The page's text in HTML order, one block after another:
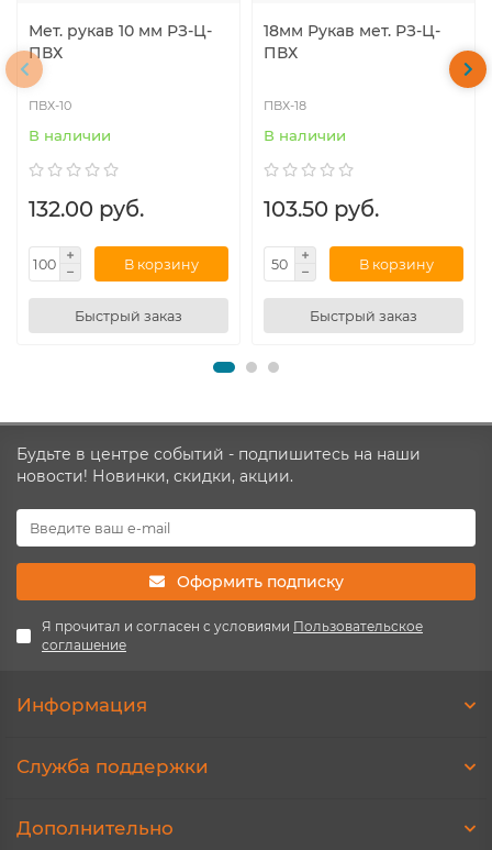
Мет. рукав 10 мм РЗ-Ц-
ПВХ
ПВХ-10
В наличии
132.00 руб.
В корзину
Быстрый заказ
18мм Рукав мет. РЗ-Ц-
ПВХ
ПВХ-18
В наличии
103.50 руб.
В корзину
Быстрый заказ
Будьте в центре событий - подпишитесь на наши
новости! Новинки, скидки, акции.
Оформить подписку
Я прочитал и согласен с условиями Пользовательское
соглашение
Информация
Служба поддержки
Дополнительно